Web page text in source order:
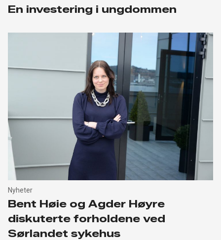
En investering i ungdommen
Nyheter
Bent Høie og Agder Høyre
diskuterte forholdene ved
Sørlandet sykehus